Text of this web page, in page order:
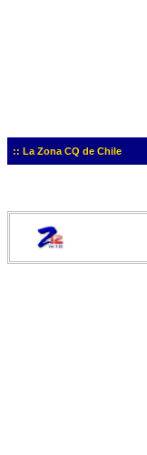
:: La Zona CQ de Chile